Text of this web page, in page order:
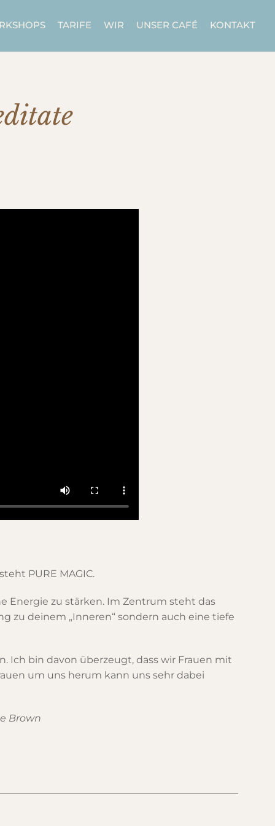
TARIFE WIR UNSER CAFÉ KONTAKT
PURE MAGIC.
Energie zu stärken. Im Zentrum steht das
zu deinem „Inneren“ sondern auch eine tiefe
Ich bin davon überzeugt, dass wir Frauen mit
um uns herum kann uns sehr dabei
Brown